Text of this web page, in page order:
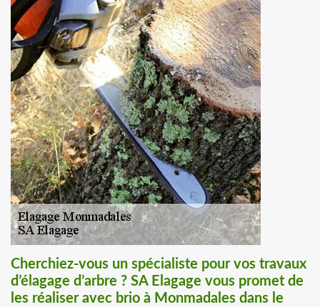
Cherchiez-vous un spécialiste pour vos travaux
d’élagage d’arbre ? SA Elagage vous promet de
les réaliser avec brio à Monmadales dans le